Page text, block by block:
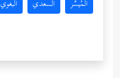
المُيسَّر السعدي البغوي